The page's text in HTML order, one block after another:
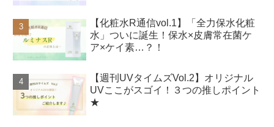
【化粧水R通信vol.1】「全力保水化粧
水」ついに誕生！保水×皮膚常在菌ケ
ア×ケイ素…？！
【週刊UVタイムズVol.2】オリジナル
UVここがスゴイ！３つの推しポイント
★